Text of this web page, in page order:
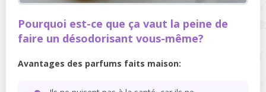
Pourquoi est-ce que ça vaut la peine de
faire un désodorisant vous-même?
Avantages des parfums faits maison: